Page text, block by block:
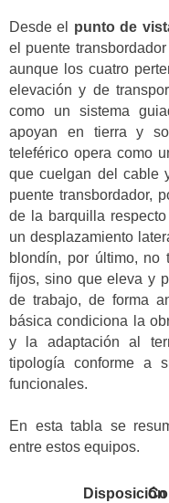
Desde el punto de
el puente
aunque los cuatro
elevación y de
como un sistema
apoyan en tierra y
teleférico opera como
que cuelgan del cable
puente transbordador,
de la barquilla
un desplazamiento
blondín, por último, no
fijos, sino que eleva y
de trabajo, de forma
básica condiciona la
y la adaptación al
tipología conforme a
funcionales.
En esta tabla se
entre estos equipos.
Disposición